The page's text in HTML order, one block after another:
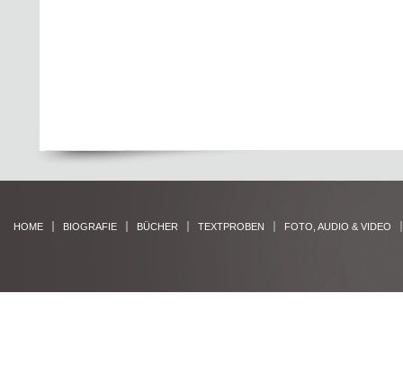
HOME BIOGRAFIE BÜCHER TEXTPROBEN FOTO, AUDIO & VIDEO